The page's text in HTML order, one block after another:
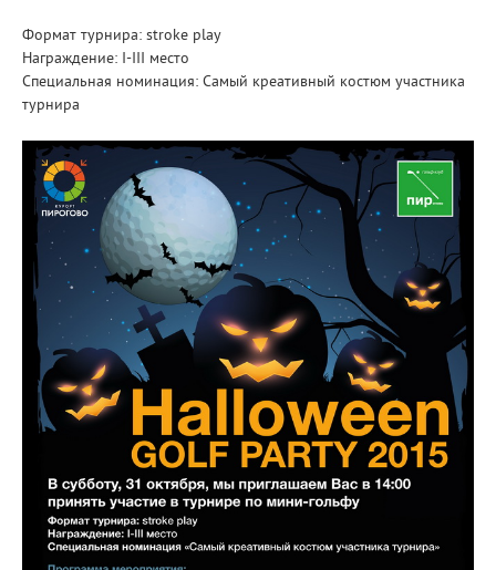
Формат турнира: stroke play
Награждение: I-III место
Специальная номинация: Самый креативный костюм участника
турнира